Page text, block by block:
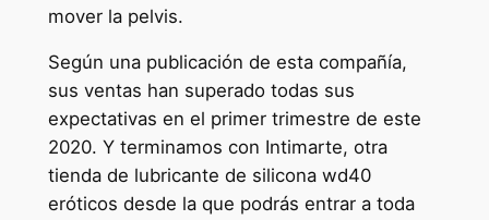
mover la pelvis.
Según una publicación de esta compañía,
sus ventas han superado todas sus
expectativas en el primer trimestre de este
2020. Y terminamos con Intimarte, otra
tienda de lubricante de silicona wd40
eróticos desde la que podrás entrar a toda